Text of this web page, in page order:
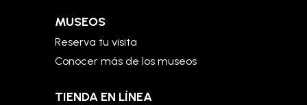
MUSEOS
Reserva tu visita
Conocer más de los museos
TIENDA EN LÍNEA